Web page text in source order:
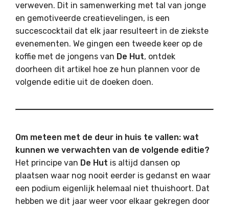
verweven. Dit in samenwerking met tal van jonge
en gemotiveerde creatievelingen, is een
succescocktail dat elk jaar resulteert in de ziekste
evenementen. We gingen een tweede keer op de
koffie met de jongens van De Hut, ontdek
doorheen dit artikel hoe ze hun plannen voor de
volgende editie uit de doeken doen.
Om meteen met de deur in huis te vallen: wat
kunnen we verwachten van de volgende editie?
Het principe van De Hut is altijd dansen op
plaatsen waar nog nooit eerder is gedanst en waar
een podium eigenlijk helemaal niet thuishoort. Dat
hebben we dit jaar weer voor elkaar gekregen door